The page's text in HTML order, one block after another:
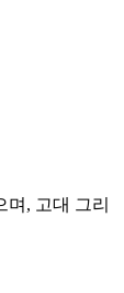
며, 고대 그리